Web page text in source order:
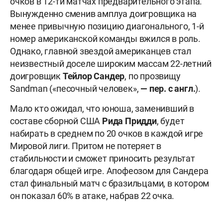
Вынужденно сменив амплуа доигровщика на
менее привычную позицию диагонального, 1-й
номер американской команды вжился в роль.
Однако, главной звездой американцев стал
неизвестный доселе широким массам 22-летний
доигровщикТейлор Сандер, по прозвищу
Sandman («песочный человек», — пер. с англ.).
Мало кто ожидал, что юноша, заменивший в
составе сборной США Рида Придди, будет
набирать в среднем по 20 очков в каждой игре
Мировой лиги. Притом не потеряет в
стабильности и сможет приносить результат
благодаря общей игре. Апофеозом для Сандера
стал финальный матч с бразильцами, в котором
он показал 60% в атаке, набрав 22 очка.